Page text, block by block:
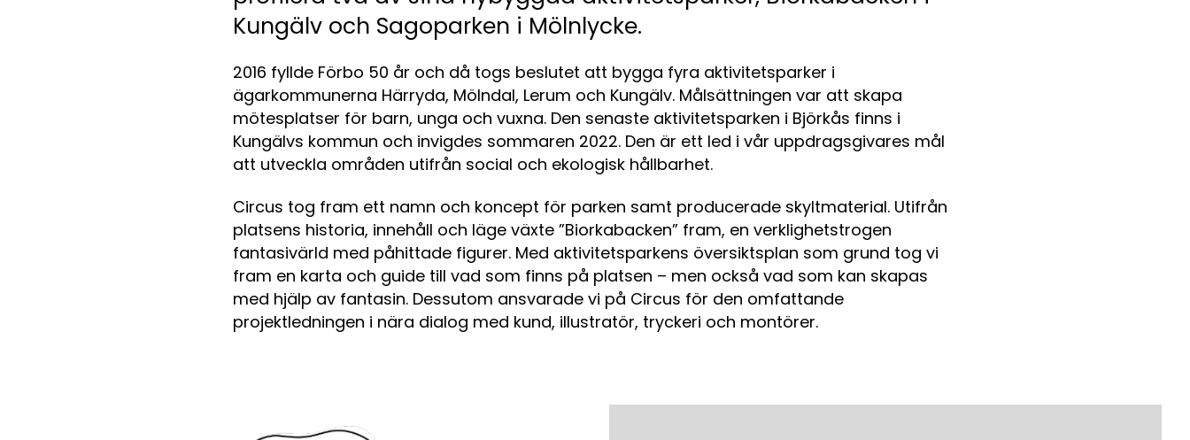
Kungälv och Sagoparken i Mölnlycke.
2016 fyllde Förbo 50 år och då togs beslutet att bygga fyra aktivitetsparker i
ägarkommunerna Härryda, Mölndal, Lerum och Kungälv. Målsättningen var att skapa
mötesplatser för barn, unga och vuxna. Den senaste aktivitetsparken i Björkås finns i
Kungälvs kommun och invigdes sommaren 2022. Den är ett led i vår uppdragsgivares mål
att utveckla områden utifrån social och ekologisk hållbarhet.
Circus tog fram ett namn och koncept för parken samt producerade skyltmaterial. Utifrån
platsens historia, innehåll och läge växte ”Biorkabacken” fram, en verklighetstrogen
fantasivärld med påhittade figurer. Med aktivitetsparkens översiktsplan som grund tog vi
fram en karta och guide till vad som finns på platsen – men också vad som kan skapas
med hjälp av fantasin. Dessutom ansvarade vi på Circus för den omfattande
projektledningen i nära dialog med kund, illustratör, tryckeri och montörer.